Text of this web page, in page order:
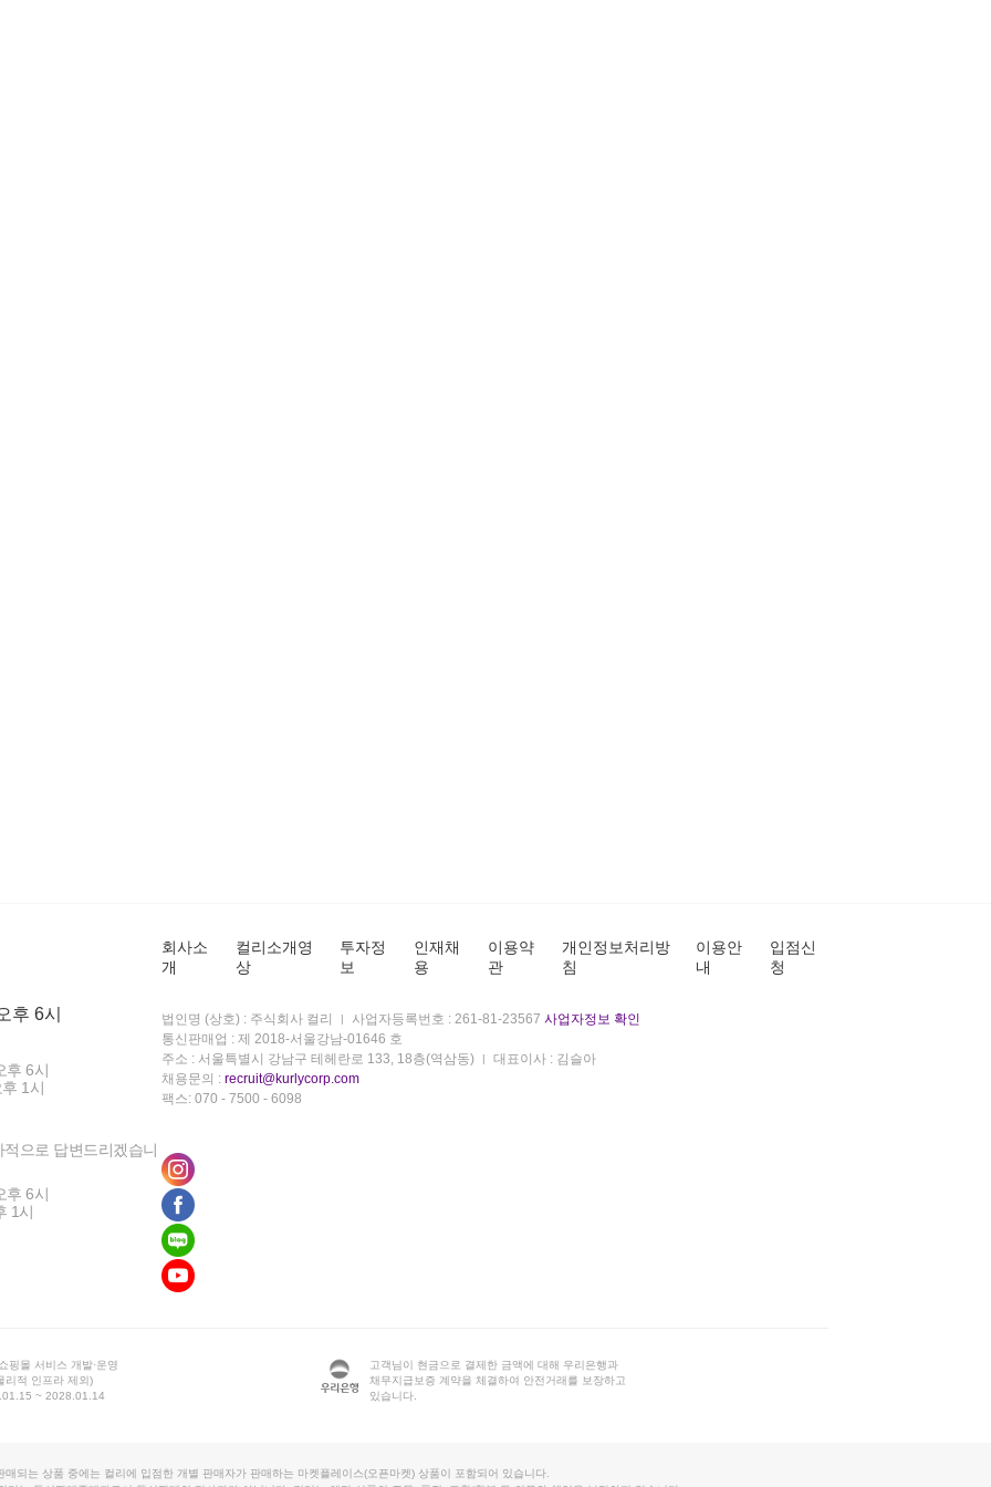
후 6시
후 6시
1시
으로 답변드리겠습니
후 6시
1시
회사소
개
컬리소개영
상
투자정
보
인재채
용
이용약
관
개인정보처리방
침
이용안
내
입점신
청
법인명 (상호) : 주식회사 컬리 사업자등록번호 : 261-81-23567 사업자정보 확인
통신판매업 : 제 2018-서울강남-01646 호
주소 : 서울특별시 강남구 테헤란로 133, 18층(역삼동)
대표이사 : 김슬아
채용문의 : recruit@kurlycorp.com
팩스: 070 - 7500 - 6098
핑몰 서비스 개발·운영
리적 인프라 제외)
~ 2028.01.14
고객님이 현금으로 결제한 금액에 대해 우리은행과
채무지급보증 계약을 체결하여 안전거래를 보장하고
있습니다.
매되는 상품 중에는 컬리에 입점한 개별 판매자가 판매하는 마켓플레이스(오픈마켓) 상품이 포함되어 있습니다.